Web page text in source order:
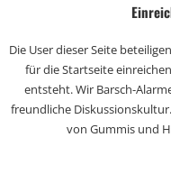
Die User dieser Seite
für die Startseite
entsteht. Wir Barsch-
freundliche
von Gummis und